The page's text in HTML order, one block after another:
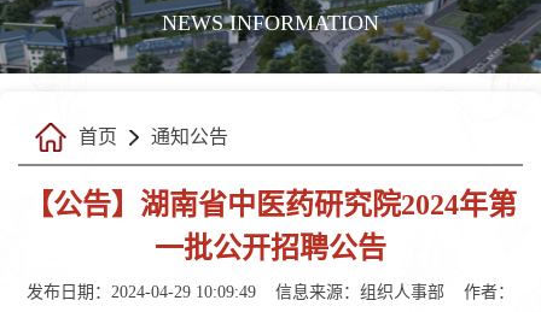
NEWS INFORMATION
首页 通知公告
【公告】湖南省中医药研究院2024年第
一批公开招聘公告
发布日期：2024-04-29 10:09:49 信息来源： 组织人事部 作者：